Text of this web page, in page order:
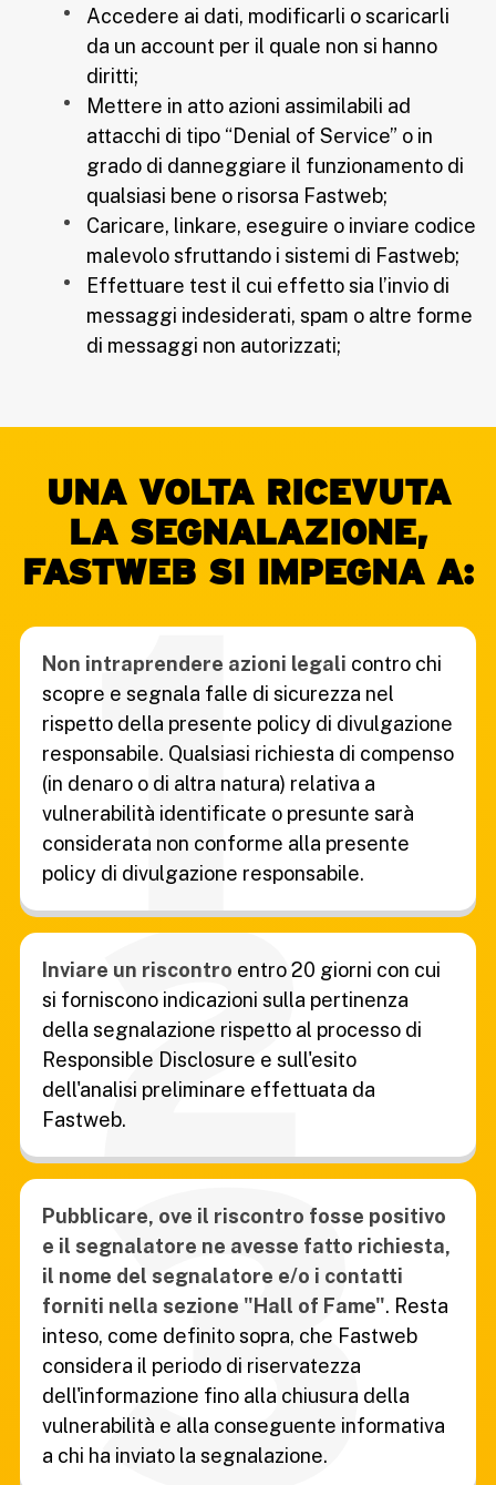
Accedere ai dati, modificarli o scaricarli
da un account per il quale non si hanno
diritti;
Mettere in atto azioni assimilabili ad
attacchi di tipo “Denial of Service” o in
grado di danneggiare il funzionamento di
qualsiasi bene o risorsa Fastweb;
Caricare, linkare, eseguire o inviare codice
malevolo sfruttando i sistemi di Fastweb;
Effettuare test il cui effetto sia l’invio di
messaggi indesiderati, spam o altre forme
di messaggi non autorizzati;
UNA VOLTA RICEVUTA
LA SEGNALAZIONE,
FASTWEB SI IMPEGNA A:
Non intraprendere azioni legali contro chi
scopre e segnala falle di sicurezza nel
rispetto della presente policy di divulgazione
responsabile. Qualsiasi richiesta di compenso
(in denaro o di altra natura) relativa a
vulnerabilità identificate o presunte sarà
considerata non conforme alla presente
policy di divulgazione responsabile.
Inviare un riscontro entro 20 giorni con cui
si forniscono indicazioni sulla pertinenza
della segnalazione rispetto al processo di
Responsible Disclosure e sull'esito
dell'analisi preliminare effettuata da
Fastweb.
Pubblicare, ove il riscontro fosse positivo
e il segnalatore ne avesse fatto richiesta,
il nome del segnalatore e/o i contatti
forniti nella sezione "Hall of Fame". Resta
inteso, come definito sopra, che Fastweb
considera il periodo di riservatezza
dell'informazione fino alla chiusura della
vulnerabilità e alla conseguente informativa
a chi ha inviato la segnalazione.